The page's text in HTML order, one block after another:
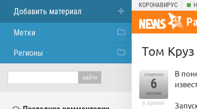
КОРОНАВИРУС
Том
отметили
6
человек
в архиве
В
Добавить материал
Метки
Регионы